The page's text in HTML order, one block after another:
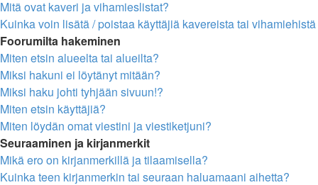
Mitä ovat kaveri ja vihamieslistat?
Kuinka voin lisätä / poistaa käyttäjiä kavereista tai vihamiehistä
Foorumilta hakeminen
Miten etsin alueelta tai alueilta?
Miksi hakuni ei löytänyt mitään?
Miksi haku johti tyhjään sivuun!?
Miten etsin käyttäjiä?
Miten löydän omat viestini ja viestiketjuni?
Seuraaminen ja kirjanmerkit
Mikä ero on kirjanmerkillä ja tilaamisella?
Kuinka teen kirjanmerkin tai seuraan haluamaani aihetta?